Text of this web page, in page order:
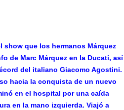
show que los hermanos Márquez
de Marc Márquez en la Ducati, así
del italiano Giacomo Agostini.
hacia la conquista de un nuevo
en el hospital por una caída
en la mano izquierda. Viajó a